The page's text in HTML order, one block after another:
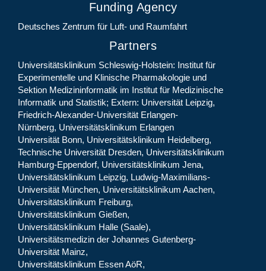
Funding Agency
Deutsches Zentrum für Luft- und Raumfahrt
Partners
Universitätsklinikum Schleswig-Holstein: Institut für
Experimentelle und Klinische Pharmakologie und
Sektion Medizininformatik im Institut für Medizinische
Informatik und Statistik; Extern: Universität Leipzig,
Friedrich-Alexander-Universität Erlangen-
Nürnberg, Universitätsklinikum Erlangen
Universität Bonn, Universitätsklinikum Heidelberg,
Technische Universität Dresden, Universitätsklinikum
Hamburg-Eppendorf, Universitätsklinikum Jena,
Universitätsklinikum Leipzig, Ludwig-Maximilians-
Universität München, Universitätsklinikum Aachen,
Universitätsklinikum Freiburg,
Universitätsklinikum Gießen,
Universitätsklinikum Halle (Saale),
Universitätsmedizin der Johannes Gutenberg-
Universität Mainz,
Universitätsklinikum Essen AöR,